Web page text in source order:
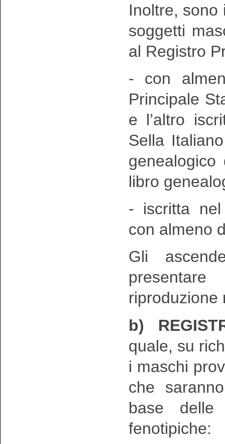
Inoltre, sono
soggetti
al Registro
- con
Principale
e l’altro
Sella
libro
- iscritta nel
con almeno
Gli
riproduzione
b)
quale, su
i maschi
che
base delle
fenotipiche: